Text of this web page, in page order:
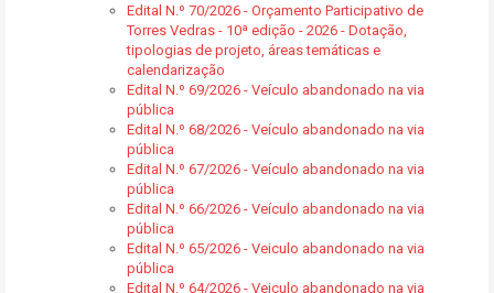
Edital N.º 70/2026 - Orçamento Participativo de
Torres Vedras - 10ª edição - 2026 - Dotação,
tipologias de projeto, áreas temáticas e
calendarização
Edital N.º 69/2026 - Veículo abandonado na via
pública
Edital N.º 68/2026 - Veículo abandonado na via
pública
Edital N.º 67/2026 - Veículo abandonado na via
pública
Edital N.º 66/2026 - Veículo abandonado na via
pública
Edital N.º 65/2026 - Veiculo abandonado na via
pública
Edital N.º 64/2026 - Veiculo abandonado na via